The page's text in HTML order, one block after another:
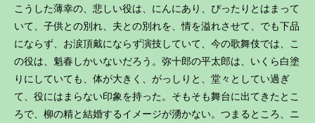
こうした薄幸の、悲しい役は、にんにあり、ぴったりとはまって
いて、子供との別れ、夫との別れを、情を溢れさせて、でも下品
にならず、お涙頂戴にならず演技していて、今の歌舞伎では、こ
の役は、魁春しかいないだろう。弥十郎の平太郎は、いくら白塗
りにしていても、体が大きく、がっしりと、堂々としてい過ぎ
て、役にはまらない印象を持った。そもそも舞台に出てきたとこ
ろで、柳の精と結婚するイメージが湧かない。つまるところ、ニ